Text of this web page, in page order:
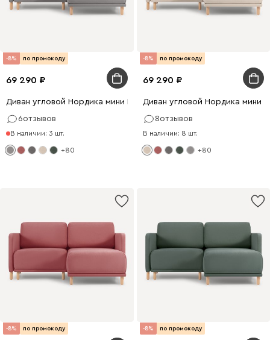
-8% по промокоду
69 290
Диван угловой Нордика мини Велюр Светло-серый
6отзывов
В наличии: 3 шт.
+80
-8% по промокоду
69 290
Диван угловой Нордика мини
8отзывов
В наличии: 8 шт.
+80
-8% по промокоду -8% по промокоду